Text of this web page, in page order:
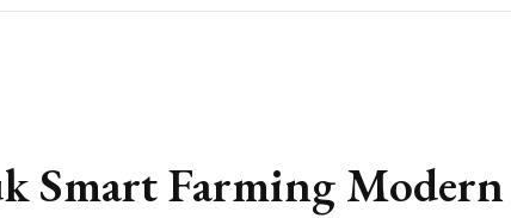
Smart Farming Modern